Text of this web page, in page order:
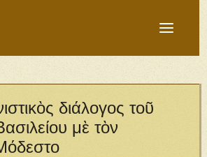
διάλογος τοῦ
μὲ τὸν